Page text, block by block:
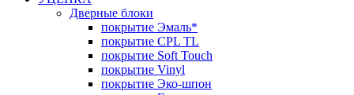
Дверные блоки
покрытие Эмаль*
покрытие CPL TL
покрытие Soft Touch
покрытие Vinyl
покрытие Эко-шпон